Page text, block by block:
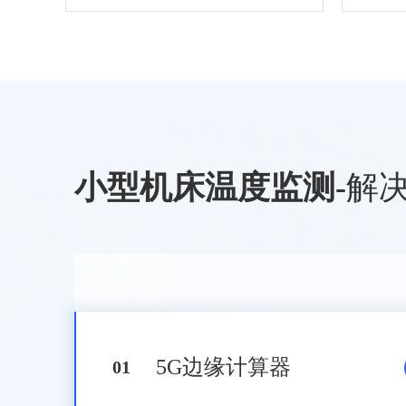
小型机床温度监测 -解
01 5G边缘计算器